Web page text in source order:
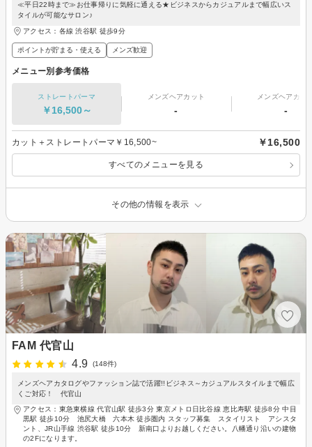
≪平日22時まで≫お仕事帰りに気軽に通える★ビジネスからカジュアルまで幅広いス
タイルが可能なサロン♪
アクセス：各線 渋谷駅 徒歩9分
ポイントが貯まる・使える メンズ歓迎
メニュー別参考価格
ストレートパーマ
￥16,500～
メンズヘアカット
-
メンズヘアカラ
-
カット＋ストレートパーマ￥16,500~ ￥16,500
すべてのメニューを見る
その他の情報を表示
FAM 代官山
4.9
(148件)
メンズヘアカタログやファッション誌で活躍!!ビジネス～カジュアルスタイルまで幅広
くご対応！ 代官山
アクセス：東急東横線 代官山駅 徒歩3分 東京メトロ日比谷線 恵比寿駅 徒歩8分 中目
黒駅 徒歩10分 池尻大橋 六本木 徒歩圏内 スタッフ募集 スタイリスト アシスタ
ント、JR山手線 渋谷駅 徒歩10分 新南口よりお越しください。八幡通り沿いの建物
の2Fになります。